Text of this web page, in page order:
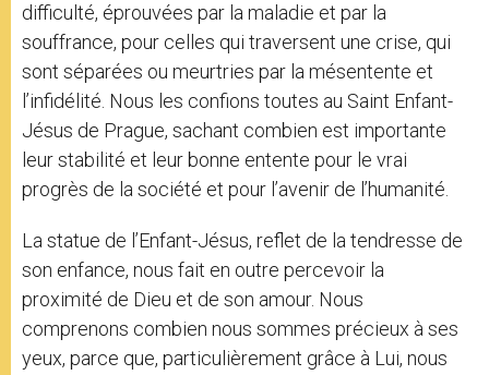
difficulté, éprouvées par la maladie et par la
souffrance, pour celles qui traversent une crise, qui
sont séparées ou meurtries par la mésentente et
l’infidélité. Nous les confions toutes au Saint Enfant-
Jésus de Prague, sachant combien est importante
leur stabilité et leur bonne entente pour le vrai
progrès de la société et pour l’avenir de l’humanité.
La statue de l’Enfant-Jésus, reflet de la tendresse de
son enfance, nous fait en outre percevoir la
proximité de Dieu et de son amour. Nous
comprenons combien nous sommes précieux à ses
yeux, parce que, particulièrement grâce à Lui, nous